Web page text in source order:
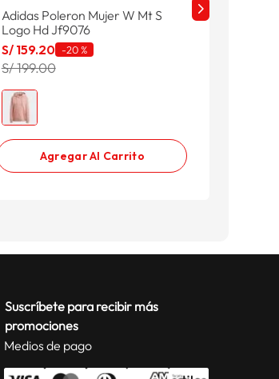
Adidas Poleron Mujer W Mt S
Logo Hd Jf9076
S/ 159.20 -20 %
S/ 199.00
Agregar Al Carrito
Suscríbete para recibir más
promociones
Medios de pago